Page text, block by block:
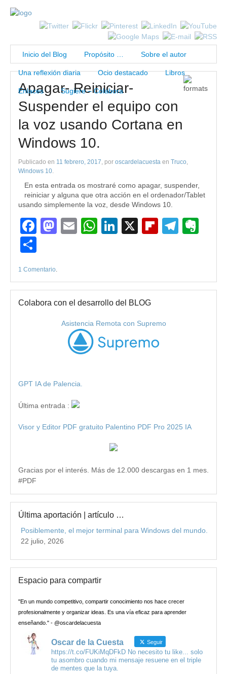
Inicio del Blog Propósito … Sobre el autor
Una reflexión diaria Ocio destacado Libros
Enlaces Sugiere – Colabora
Apagar- Reiniciar-
Suspender el equipo con
la voz usando Cortana en
Windows 10.
Publicado en 11 febrero, 2017, por oscardelacuesta en Truco,
Windows 10.
En esta entrada os mostraré como apagar, suspender,
reiniciar y alguna que otra acción en el ordenador/Tablet
usando simplemente la voz, desde Windows 10.
Facebook
Mastodon
EmailWhatsApp
LinkedIn
X Flipboard
1 Comentario.
Colabora con el desarrollo del BLOG
Asistencia Remota con Supremo
GPT IA de Palencia.
Última entrada :
Visor y Editor PDF gratuito Palentino PDF Pro 2025 IA
Gracias por el interés. Más de 12.000 descargas en 1 mes.
#PDF
Última aportación | artículo …
Posiblemente, el mejor terminal para Windows del mundo.
22 julio, 2026
Espacio para compartir
"En un mundo competitivo, compartir conocimiento nos hace crecer
profesionalmente y organizar ideas. Es una vía eficaz para aprender
enseñando." - @oscardelacuesta
Oscar de la Cuesta Seguir
https://t.co/FUKiMqDFkD No necesito tu like... solo
tu asombro cuando mi mensaje resuene en el triple
de mentes que la tuya.